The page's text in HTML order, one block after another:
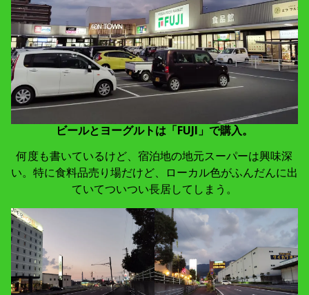
ビールとヨーグルトは「FUJI」で購入。
何度も書いているけど、宿泊地の地元スーパーは興味深
い。特に食料品売り場だけど、ローカル色がふんだんに出
ていてついつい長居してしまう。